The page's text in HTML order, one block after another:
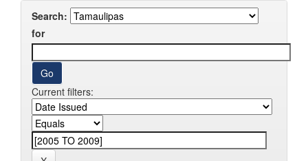
Search:
for
Current filters: